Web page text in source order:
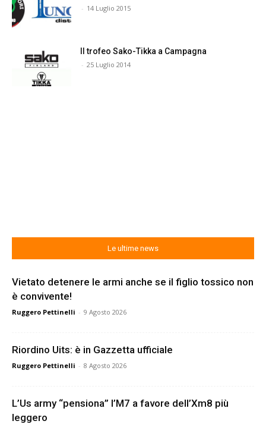
- 14 Luglio 2015
Il trofeo Sako-Tikka a Campagna
- 25 Luglio 2014
Le ultime news
Vietato detenere le armi anche se il figlio tossico non
è convivente!
Ruggero Pettinelli - 9 Agosto 2026
Riordino Uits: è in Gazzetta ufficiale
Ruggero Pettinelli - 8 Agosto 2026
L’Us army “pensiona” l’M7 a favore dell’Xm8 più
leggero